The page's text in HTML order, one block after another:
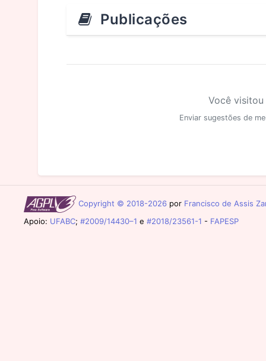
Publicações
Você
Enviar sugestões de
Copyright © 2018-2026 por Francisco de Assis
Apoio: UFABC; #2009/14430–1 e #2018/23561-1 - FAPESP